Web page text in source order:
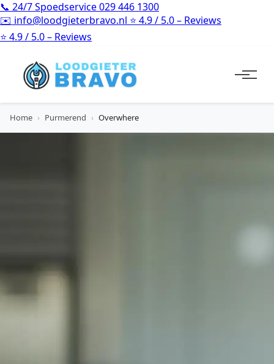
📞 24/7 Spoedservice029 446 1300
✉️ info@loodgieterbravo.nl ⭐ 4.9 / 5.0 – Reviews
⭐ 4.9 / 5.0 – Reviews
Home › Purmerend › Overwhere